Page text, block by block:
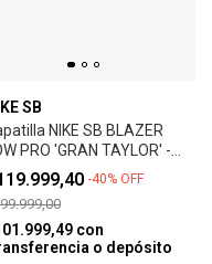
SB
NIKE SB BLAZER
PRO 'GRAN TAYLOR' -
WHITE -40% OFF
con
o depósito